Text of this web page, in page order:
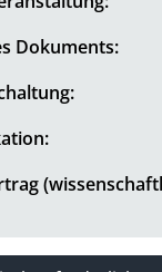
Dokuments: